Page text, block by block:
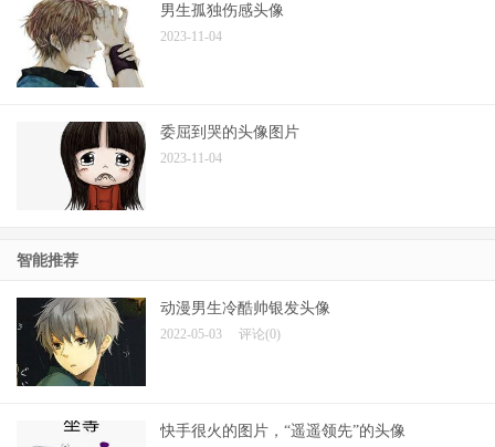
男生孤独伤感头像
2023-11-04
委屈到哭的头像图片
2023-11-04
智能推荐
动漫男生冷酷帅银发头像
2022-05-03 评论(0)
快手很火的图片，“遥遥领先”的头像